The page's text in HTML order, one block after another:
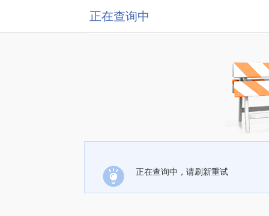
正在查询中
正在查询中，请刷新重试